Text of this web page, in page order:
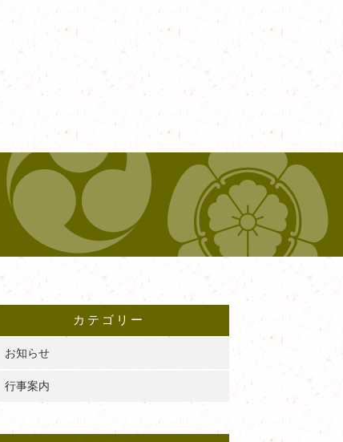
カテゴリー
お知らせ
行事案内